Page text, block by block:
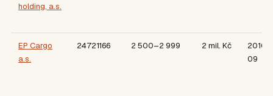
holding, a.s.
EP Cargo
a.s.
24721166 2 500–2 999 2 mil. Kč
09